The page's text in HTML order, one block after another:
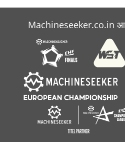
Machineseeker.co.in